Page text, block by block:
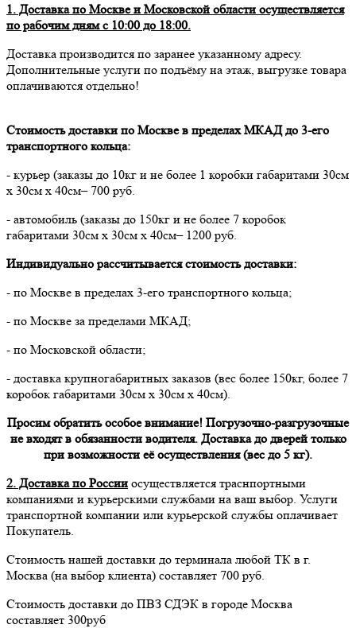
1. Доставка по Москве и Московской области осуществляется
по рабочим дням с 10:00 до 18:00.
Доставка производится по заранее указанному адресу.
Дополнительные услуги по подъёму на этаж, выгрузке товара
оплачиваются отдельно!
Стоимость доставки по Москве в пределах МКАД до 3-его
транспортного кольца:
- курьер (заказы до 10кг и не более 1 коробки габаритами 30см
х 30см х 40см– 700 руб.
- автомобиль (заказы до 150кг и не более 7 коробок
габаритами 30см х 30см х 40см– 1200 руб.
Индивидуально рассчитывается стоимость доставки:
- по Москве в пределах 3-его транспортного кольца;
- по Москве за пределами МКАД;
- по Московской области;
- доставка крупногабаритных заказов (вес более 150кг, более 7
коробок габаритами 30см х 30см х 40см).
Просим обратить особое внимание! Погрузочно-разгрузочные
не входят в обязанности водителя. Доставка до дверей только
при возможности её осуществления (вес до 5 кг).
2. Доставка по России осуществляется траснпортными
компаниями и курьерскими службами на ваш выбор. Услуги
транспортной компании или курьерской службы оплачивает
Покупатель.
Стоимость нашей доставки до терминала любой ТК в г.
Москва (на выбор клиента) составляет 700 руб.
Стоимость доставки до ПВЗ СДЭК в городе Москва
составляет 300руб